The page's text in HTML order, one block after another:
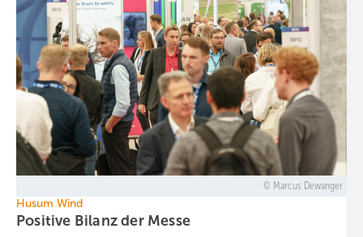
Marcus Dewanger
Husum Wind
Positive Bilanz der Messe